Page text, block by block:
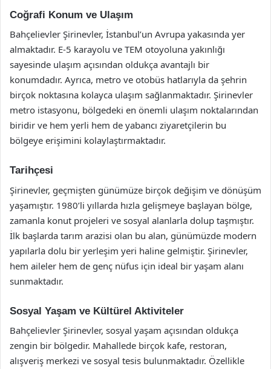
Coğrafi Konum ve Ulaşım
Bahçelievler Şirinevler, İstanbul’un Avrupa yakasında yer
almaktadır. E-5 karayolu ve TEM otoyoluna yakınlığı
sayesinde ulaşım açısından oldukça avantajlı bir
konumdadır. Ayrıca, metro ve otobüs hatlarıyla da şehrin
birçok noktasına kolayca ulaşım sağlanmaktadır. Şirinevler
metro istasyonu, bölgedeki en önemli ulaşım noktalarından
biridir ve hem yerli hem de yabancı ziyaretçilerin bu
bölgeye erişimini kolaylaştırmaktadır.
Tarihçesi
Şirinevler, geçmişten günümüze birçok değişim ve dönüşüm
yaşamıştır. 1980’li yıllarda hızla gelişmeye başlayan bölge,
zamanla konut projeleri ve sosyal alanlarla dolup taşmıştır.
İlk başlarda tarım arazisi olan bu alan, günümüzde modern
yapılarla dolu bir yerleşim yeri haline gelmiştir. Şirinevler,
hem aileler hem de genç nüfus için ideal bir yaşam alanı
sunmaktadır.
Sosyal Yaşam ve Kültürel Aktiviteler
Bahçelievler Şirinevler, sosyal yaşam açısından oldukça
zengin bir bölgedir. Mahallede birçok kafe, restoran,
alışveriş merkezi ve sosyal tesis bulunmaktadır. Özellikle